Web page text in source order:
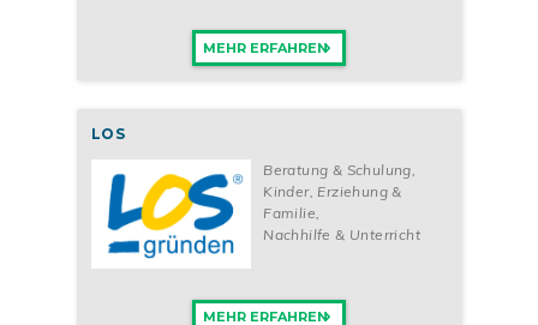
MEHR ERFAHREN
LOS
Beratung & Schulung
Kinder, Erziehung &
Familie
Nachhilfe & Unterricht
MEHR ERFAHREN